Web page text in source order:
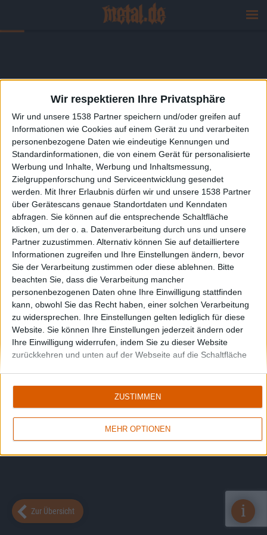
Wir respektieren Ihre Privatsphäre
Wir und unsere 1538 Partner speichern und/oder greifen auf
Informationen wie Cookies auf einem Gerät zu und verarbeiten
personenbezogene Daten wie eindeutige Kennungen und
Standardinformationen, die von einem Gerät für personalisierte
Werbung und Inhalte, Werbung und Inhaltsmessung,
Zielgruppenforschung und Serviceentwicklung gesendet
werden.
Mit Ihrer Erlaubnis dürfen wir und unsere 1538 Partner
über Gerätescans genaue Standortdaten und Kenndaten
abfragen. Sie können auf die entsprechende Schaltfläche
klicken, um der o. a. Datenverarbeitung durch uns und unsere
Partner zuzustimmen. Alternativ können Sie auf detailliertere
Informationen zugreifen und Ihre Einstellungen ändern, bevor
Sie der Verarbeitung zustimmen oder diese ablehnen.
Bitte
beachten Sie, dass die Verarbeitung mancher
personenbezogenen Daten ohne Ihre Einwilligung stattfinden
kann, obwohl Sie das Recht haben, einer solchen Verarbeitung
zu widersprechen. Ihre Einstellungen gelten lediglich für diese
Website. Sie können Ihre Einstellungen jederzeit ändern oder
Ihre Einwilligung widerrufen, indem Sie zu dieser Website
zurückkehren und unten auf der Webseite auf die Schaltfläche
MEHR OPTIONEN
ZUSTIMMEN
Zur Übersicht i